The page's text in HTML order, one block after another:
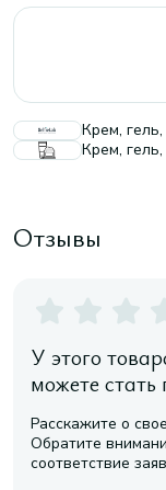
Крем, гель,
Крем,
Отзывы
У этого
можете
Расскажите о
Обратите
соответствие